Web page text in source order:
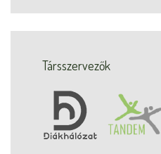
Társszervezők